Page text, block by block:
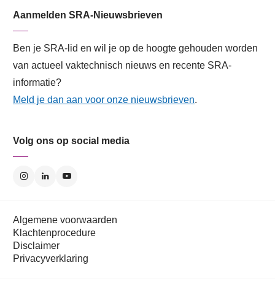
Aanmelden SRA-Nieuwsbrieven
Ben je SRA-lid en wil je op de hoogte gehouden worden
van actueel vaktechnisch nieuws en recente SRA-
informatie?
Meld je dan aan voor onze nieuwsbrieven.
Volg ons op social media
Algemene voorwaarden
Klachtenprocedure
Disclaimer
Privacyverklaring